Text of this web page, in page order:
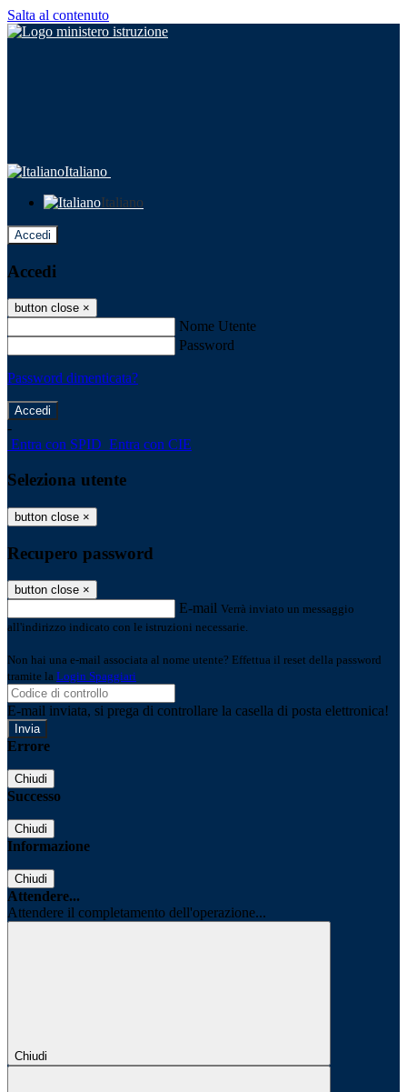
Salta al contenuto
Italiano
Italiano
Accedi
Accedi
button close ×
Nome Utente
Password
Password dimenticata?
-
Entra con SPID Entra con CIE
Seleziona utente
button close ×
Recupero password
button close ×
E-mail Verrà inviato un messaggio
all'indirizzo indicato con le istruzioni necessarie.
Non hai una e-mail associata al nome utente? Effettua il reset della password
tramite la Login Spaggiari
E-mail inviata, si prega di controllare la casella di posta elettronica!
Errore
Chiudi
Successo
Chiudi
Informazione
Chiudi
Attendere...
Attendere il completamento dell'operazione...
Chiudi